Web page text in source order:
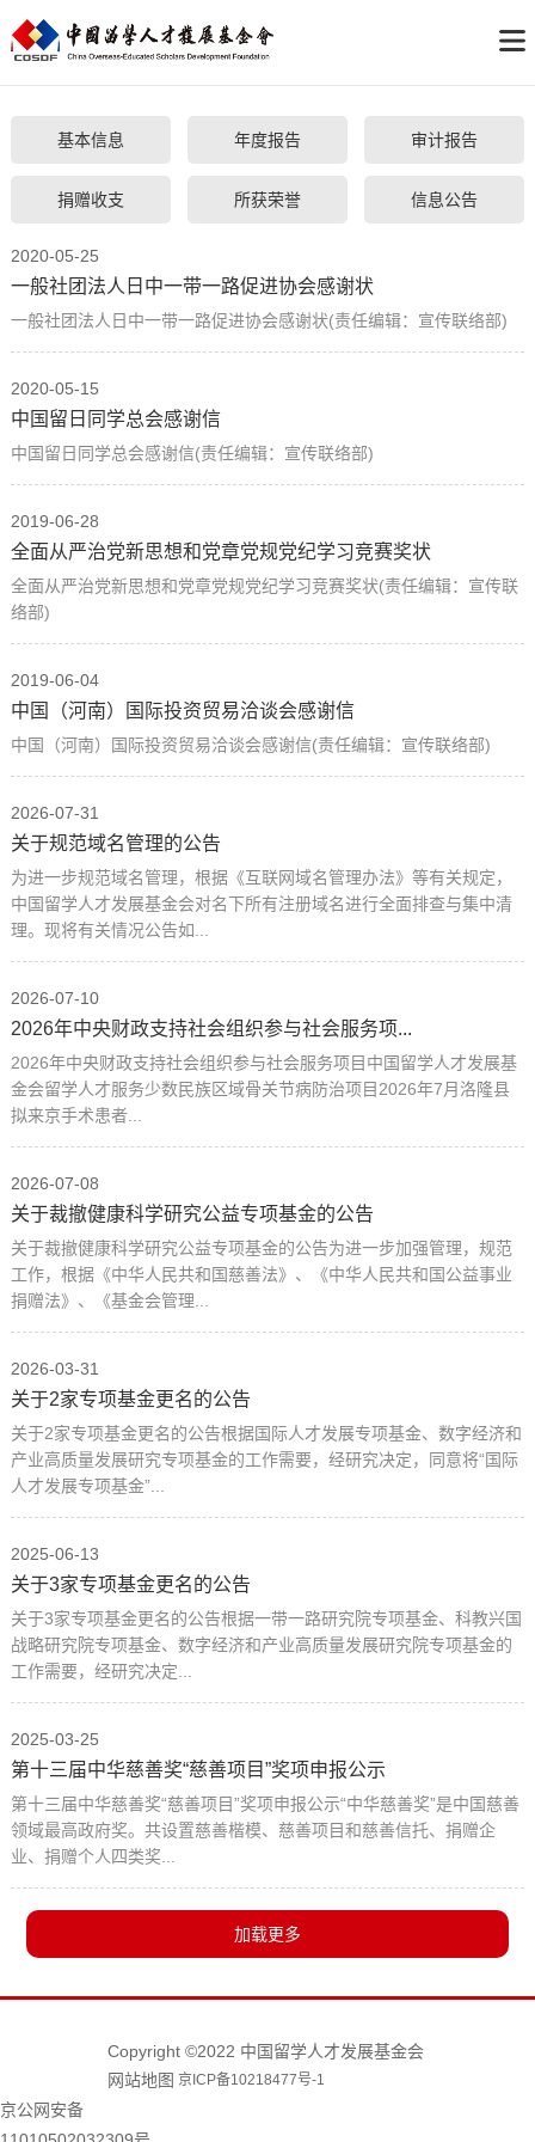
基本信息 年度报告 审计报告
捐赠收支 所获荣誉 信息公告
2020-05-25
一般社团法人日中一带一路促进协会感谢状
一般社团法人日中一带一路促进协会感谢状(责任编辑：宣传联络部)
2020-05-15
中国留日同学总会感谢信
中国留日同学总会感谢信(责任编辑：宣传联络部)
2019-06-28
全面从严治党新思想和党章党规党纪学习竞赛奖状
全面从严治党新思想和党章党规党纪学习竞赛奖状(责任编辑：宣传联
络部)
2019-06-04
中国（河南）国际投资贸易洽谈会感谢信
中国（河南）国际投资贸易洽谈会感谢信(责任编辑：宣传联络部)
2026-07-31
关于规范域名管理的公告
为进一步规范域名管理，根据《互联网域名管理办法》等有关规定，
中国留学人才发展基金会对名下所有注册域名进行全面排查与集中清
理。现将有关情况公告如...
2026-07-10
2026年中央财政支持社会组织参与社会服务项...
2026年中央财政支持社会组织参与社会服务项目中国留学人才发展基
金会留学人才服务少数民族区域骨关节病防治项目2026年7月洛隆县
拟来京手术患者...
2026-07-08
关于裁撤健康科学研究公益专项基金的公告
关于裁撤健康科学研究公益专项基金的公告为进一步加强管理，规范
工作，根据《中华人民共和国慈善法》、《中华人民共和国公益事业
捐赠法》、《基金会管理...
2026-03-31
关于2家专项基金更名的公告
关于2家专项基金更名的公告根据国际人才发展专项基金、数字经济和
产业高质量发展研究专项基金的工作需要，经研究决定，同意将“国际
人才发展专项基金”...
2025-06-13
关于3家专项基金更名的公告
关于3家专项基金更名的公告根据一带一路研究院专项基金、科教兴国
战略研究院专项基金、数字经济和产业高质量发展研究院专项基金的
工作需要，经研究决定...
2025-03-25
第十三届中华慈善奖“慈善项目”奖项申报公示
第十三届中华慈善奖“慈善项目”奖项申报公示“中华慈善奖”是中国慈善
领域最高政府奖。共设置慈善楷模、慈善项目和慈善信托、捐赠企
业、捐赠个人四类奖...
Copyright ©2022 中国留学人才发展基金会
网站地图 京ICP备10218477号-1
京公网安备